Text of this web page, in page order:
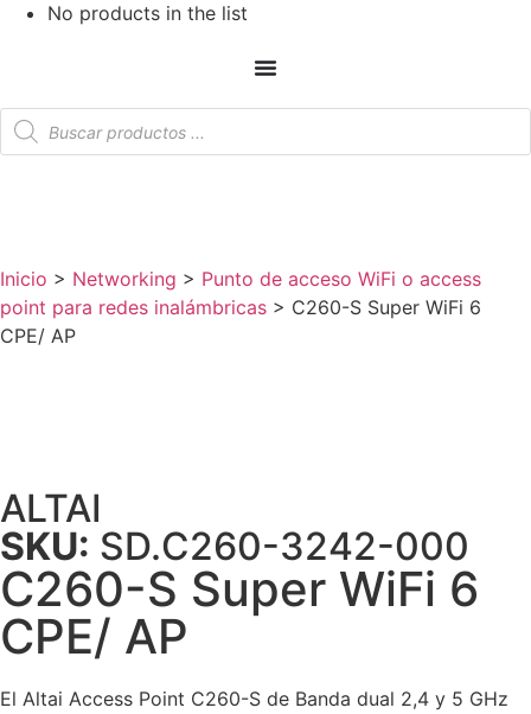
No products in the list
Inicio > Networking > Punto de acceso WiFi o access
point para redes inalámbricas > C260-S Super WiFi 6
CPE/ AP
ALTAI
SKU: SD.C260-3242-000
C260-S Super WiFi 6
CPE/ AP
El Altai Access Point C260-S de Banda dual 2,4 y 5 GHz